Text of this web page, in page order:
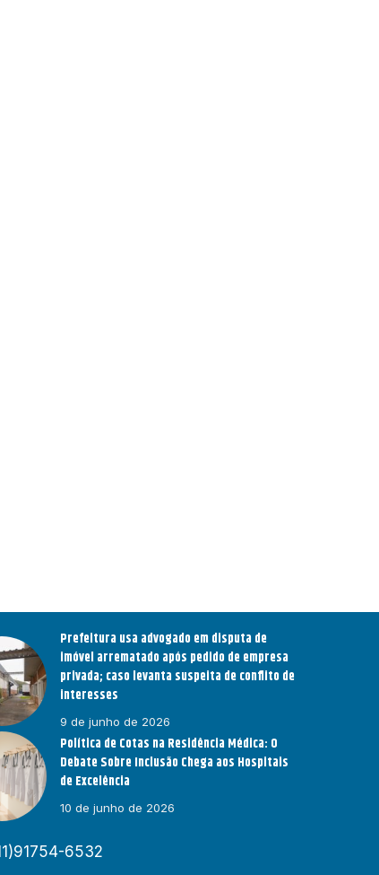
Prefeitura usa advogado em disputa de
imóvel arrematado após pedido de empresa
privada; caso levanta suspeita de conflito de
interesses
9 de junho de 2026
Política de Cotas na Residência Médica: O
Debate Sobre Inclusão Chega aos Hospitais
de Excelência
10 de junho de 2026
6532